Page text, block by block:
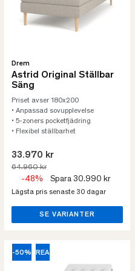
Drem
Astrid Original Ställbar
Säng
Priset avser 180x200
• Anpassad sovupplevelse
• 5-zoners pocketfjädring
• Flexibel ställbarhet
33.970 kr
64.960 kr
-48% Spara 30.990 kr
Lägsta pris senaste 30 dagar
SE VARIANTER
-50% REA